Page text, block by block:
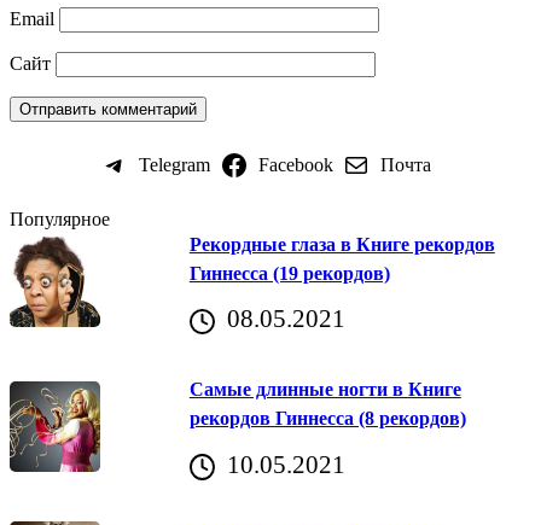
Email
Сайт
Telegram Facebook Почта
Популярное
Рекордные глаза в Книге рекордов
Гиннесса (19 рекордов)
08.05.2021
Самые длинные ногти в Книге
рекордов Гиннесса (8 рекордов)
10.05.2021